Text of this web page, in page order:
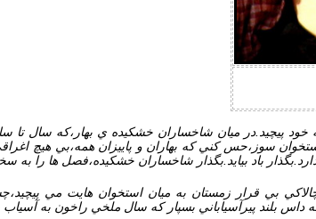
خود پيچيد.در ميان شاخساران خشكيده ي بهار،كه سال
سوز،حس كني كه بهاران و پاييزان همه،بي هيچ
باد بيايد.بگذار شاخساران خشكيده،فصل ها را
بي قرار زمستان به ميان استخوان هايت مي
داس بلند پيرآسياباني بسپار كه سال ملخي راخون به آسياب